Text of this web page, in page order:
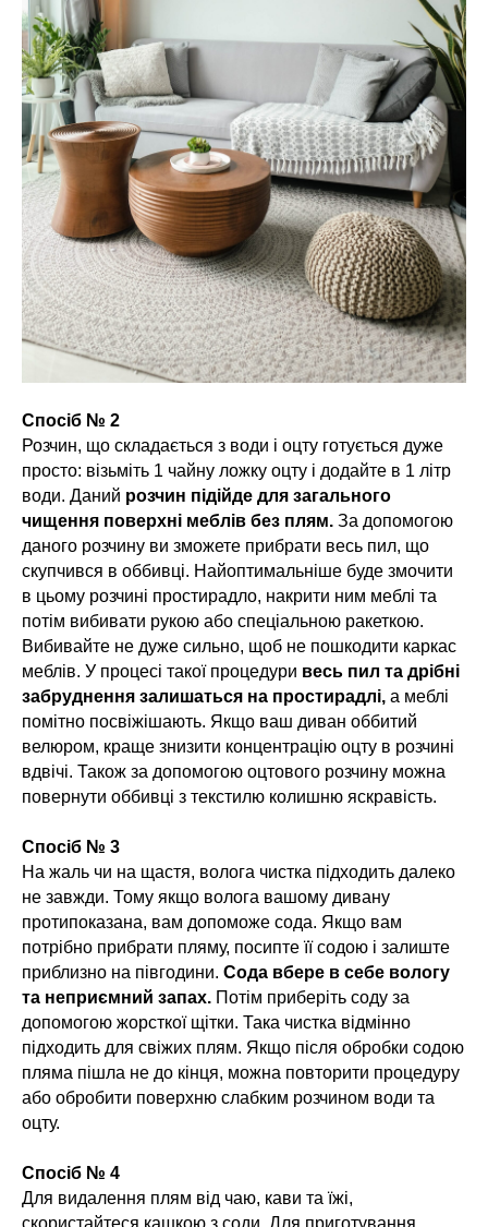
Спосіб № 2
Розчин, що складається з води і оцту готується дуже
просто: візьміть 1 чайну ложку оцту і додайте в 1 літр
води. Даний розчин підійде для загального
чищення поверхні меблів без плям. За допомогою
даного розчину ви зможете прибрати весь пил, що
скупчився в оббивці. Найоптимальніше буде змочити
в цьому розчині простирадло, накрити ним меблі та
потім вибивати рукою або спеціальною ракеткою.
Вибивайте не дуже сильно, щоб не пошкодити каркас
меблів. У процесі такої процедури весь пил та дрібні
забруднення залишаться на простирадлі, а меблі
помітно посвіжішають. Якщо ваш диван оббитий
велюром, краще знизити концентрацію оцту в розчині
вдвічі. Також за допомогою оцтового розчину можна
повернути оббивці з текстилю колишню яскравість.
Спосіб № 3
На жаль чи на щастя, волога чистка підходить далеко
не завжди. Тому якщо волога вашому дивану
протипоказана, вам допоможе сода. Якщо вам
потрібно прибрати пляму, посипте її содою і залиште
приблизно на півгодини. Сода вбере в себе вологу
та неприємний запах. Потім приберіть соду за
допомогою жорсткої щітки. Така чистка відмінно
підходить для свіжих плям. Якщо після обробки содою
пляма пішла не до кінця, можна повторити процедуру
або обробити поверхню слабким розчином води та
оцту.
Спосіб № 4
Для видалення плям від чаю, кави та їжі,